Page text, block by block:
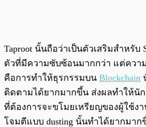
Taproot นั้นถือว่าเป็นตัวเสริมสำหรับ
ตัวที่มีความซับซ้อนมากกว่า แต่ควา
คือการทำให้ธุรกรรมบน Blockchain
ติดตามได้ยากมากขึ้น ส่งผลทำให้นั
ที่ต้องการจะขโมยเหรียญของผู้ใช้ง
โจมตีแบบ dusting นั้นทำได้ยากมาก